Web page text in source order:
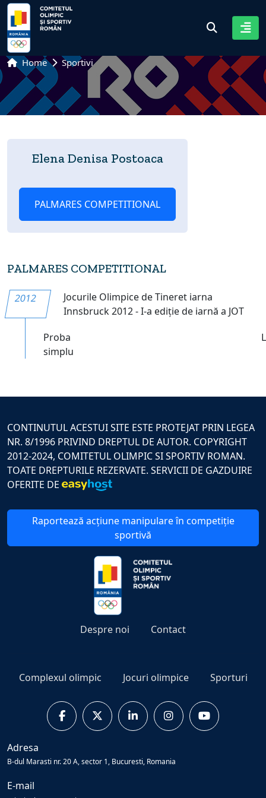
Home Sportivi
Elena Denisa Postoaca
PALMARES COMPETITIONAL
PALMARES COMPETITIONAL
2012
Jocurile Olimpice de Tineret iarna
Innsbruck 2012 - I-a ediție de iarnă a JOT
Proba
simplu
CONTINUTUL ACESTUI SITE ESTE PROTEJAT PRIN LEGEA
NR. 8/1996 PRIVIND DREPTUL DE AUTOR. COPYRIGHT
2012-2024, COMITETUL OLIMPIC SI SPORTIV ROMAN.
TOATE DREPTURILE REZERVATE. SERVICII DE GAZDUIRE
OFERITE DE
Raportează acțiune manipulare în competiție
sportivă
Despre noi Contact
Complexul olimpic Jocuri olimpice Sporturi
Adresa
B-dul Marasti nr. 20 A, sector 1, Bucuresti, Romania
E-mail